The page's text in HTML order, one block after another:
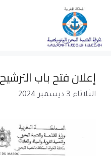
إعلان فتح باب
الثلاثاء 3 ديسمبر 2024